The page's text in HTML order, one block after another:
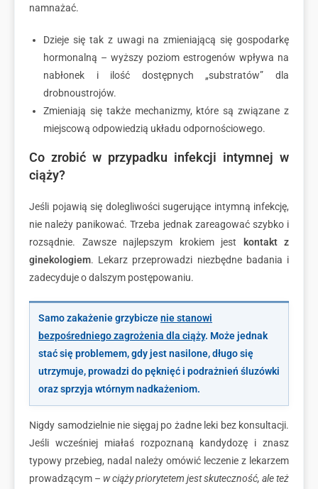
namnażać.
Dzieje się tak z uwagi na zmieniającą się gospodarkę
hormonalną – wyższy poziom estrogenów wpływa na
nabłonek i ilość dostępnych „substratów” dla
drobnoustrojów.
Zmieniają się także mechanizmy, które są związane z
miejscową odpowiedzią układu odpornościowego.
Co zrobić w przypadku infekcji intymnej w
ciąży?
Jeśli pojawią się dolegliwości sugerujące intymną infekcję,
nie należy panikować. Trzeba jednak zareagować szybko i
rozsądnie. Zawsze najlepszym krokiem jest
kontakt z
ginekologiem. Lekarz przeprowadzi niezbędne badania i
zadecyduje o dalszym postępowaniu.
Samo zakażenie grzybiczenie stanowi
bezpośredniego zagrożenia dla ciąży. Może jednak
stać się problemem, gdy jest nasilone, długo się
utrzymuje, prowadzi do pęknięć i podrażnień śluzówki
oraz sprzyja wtórnym nadkażeniom.
Nigdy samodzielnie nie sięgaj po żadne leki bez konsultacji.
Jeśli wcześniej miałaś rozpoznaną kandydozę i znasz
typowy przebieg, nadal należy omówić leczenie z lekarzem
prowadzącym – w ciąży priorytetem jest skuteczność, ale też